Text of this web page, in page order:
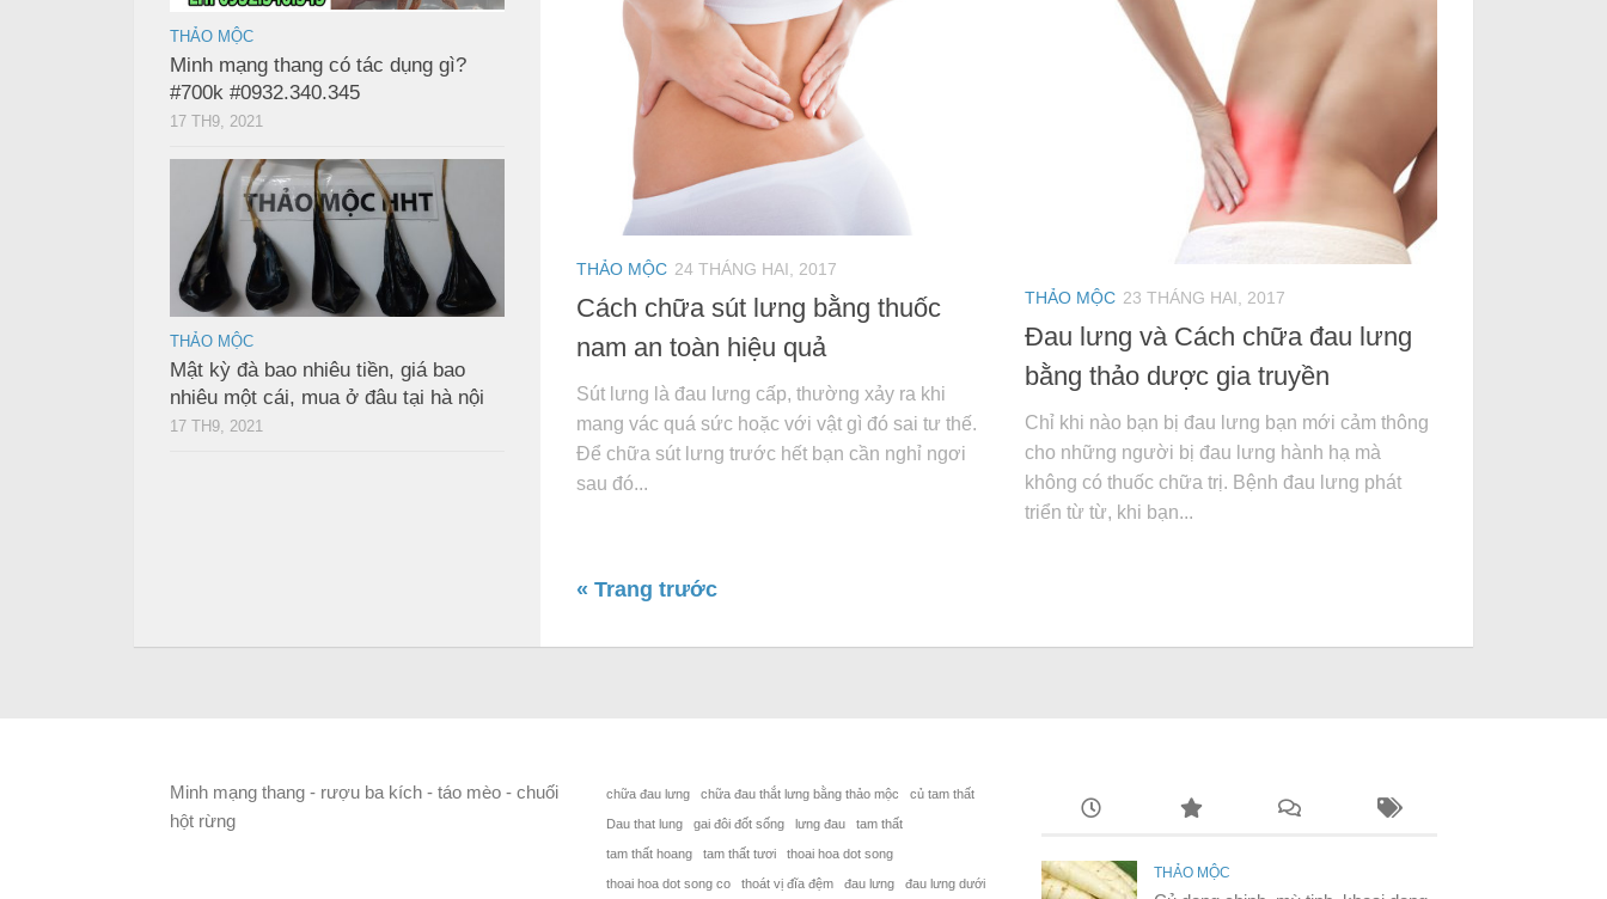
THẢO MỘC 24 THÁNG HAI, 2017
Cách chữa sút lưng bằng thuốc
nam an toàn hiệu quả
Sút lưng là đau lưng cấp, thường xảy ra khi
mang vác quá sức hoặc với vật gì đó sai tư thế.
Để chữa sút lưng trước hết bạn cần nghỉ ngơi
sau đó...
THẢO MỘC 23 THÁNG HAI, 2017
Đau lưng và Cách chữa đau lưng
bằng thảo dược gia truyền
Chỉ khi nào bạn bị đau lưng bạn mới cảm thông
cho những người bị đau lưng hành hạ mà
không có thuốc chữa trị. Bệnh đau lưng phát
triển từ từ, khi bạn...
« Trang trước
THẢO MỘC
Minh mạng thang có tác dụng gì?
#700k #0932.340.345
17 TH9, 2021
THẢO MỘC
Mật kỳ đà bao nhiêu tiền, giá bao
nhiêu một cái, mua ở đâu tại hà nội
17 TH9, 2021
Minh mạng thang - rượu ba kích - táo mèo - chuối
hột rừng
chữa đau lưng chữa đau thắt lưng bằng thảo mộc củ tam thất
Dau that lung gai đôi đốt sống lưng đau tam thất
tam thất hoang tam thất tươi thoai hoa dot song
thoai hoa dot song co thoát vị đĩa đệm đau lưng đau lưng dưới
THẢO MỘC